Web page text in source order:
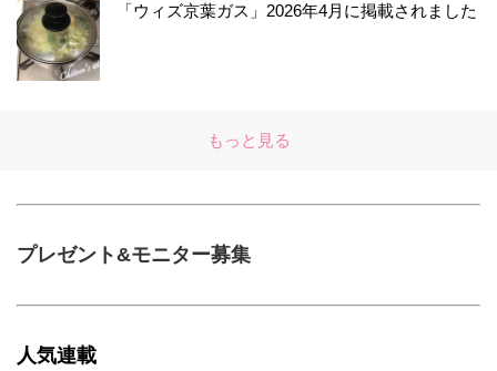
「ウィズ京葉ガス」2026年4月に掲載されました
もっと見る
プレゼント&モニター募集
人気連載